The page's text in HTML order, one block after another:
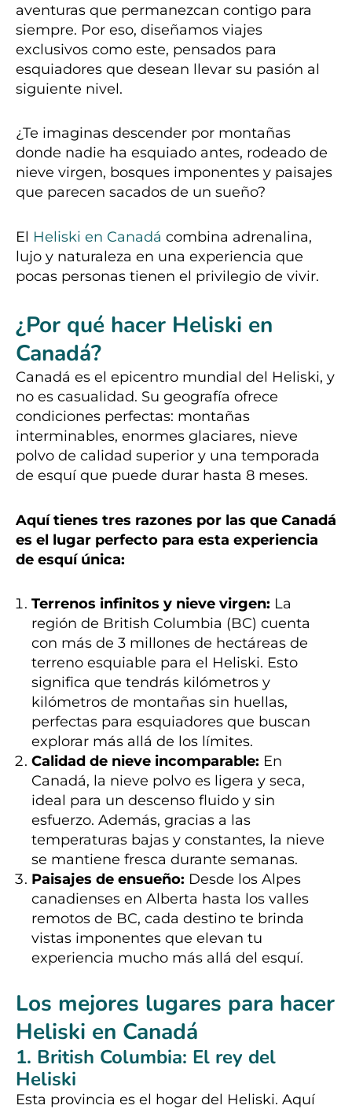
aventuras que permanezcan contigo para
siempre. Por eso, diseñamos viajes
exclusivos como este, pensados para
esquiadores que desean llevar su pasión al
siguiente nivel.
¿Te imaginas descender por montañas
donde nadie ha esquiado antes, rodeado de
nieve virgen, bosques imponentes y paisajes
que parecen sacados de un sueño?
El Heliski en Canadá combina adrenalina,
lujo y naturaleza en una experiencia que
pocas personas tienen el privilegio de vivir.
¿Por qué hacer Heliski en
Canadá?
Canadá es el epicentro mundial del Heliski, y
no es casualidad. Su geografía ofrece
condiciones perfectas: montañas
interminables, enormes glaciares, nieve
polvo de calidad superior y una temporada
de esquí que puede durar hasta 8 meses.
Aquí tienes tres razones por las que Canadá
es el lugar perfecto para esta experiencia
de esquí única:
Terrenos infinitos y nieve virgen: La
región de British Columbia (BC) cuenta
con más de 3 millones de hectáreas de
terreno esquiable para el Heliski. Esto
significa que tendrás kilómetros y
kilómetros de montañas sin huellas,
perfectas para esquiadores que buscan
explorar más allá de los límites.
Calidad de nieve incomparable: En
Canadá, la nieve polvo es ligera y seca,
ideal para un descenso fluido y sin
esfuerzo. Además, gracias a las
temperaturas bajas y constantes, la nieve
se mantiene fresca durante semanas.
Paisajes de ensueño: Desde los Alpes
canadienses en Alberta hasta los valles
remotos de BC, cada destino te brinda
vistas imponentes que elevan tu
experiencia mucho más allá del esquí.
Los mejores lugares para hacer
Heliski en Canadá
1. British Columbia: El rey del
Heliski
Esta provincia es el hogar del Heliski. Aquí